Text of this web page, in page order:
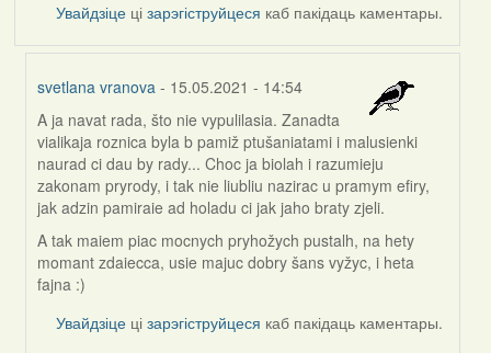
Увайдзіце цізарэгіструйцеся каб пакідаць каментары.
svetlana vranova - 15.05.2021 - 14:54
In
reply
to
by
Harrier
A ja navat rada, što nie vypulilasia. Zanadta
vialikaja roznica byla b pamiž ptušaniatami i malusienki
naurad ci dau by rady... Choc ja biolah i razumieju
zakonam pryrody, i tak nie liubliu nazirac u pramym efiry,
jak adzin pamiraie ad holadu ci jak jaho braty zjeli.
A tak maiem piac mocnych pryhožych pustalh, na hety
momant zdaiecca, usie majuc dobry šans vyžyc, i heta
fajna :)
Увайдзіце цізарэгіструйцеся каб пакідаць каментары.